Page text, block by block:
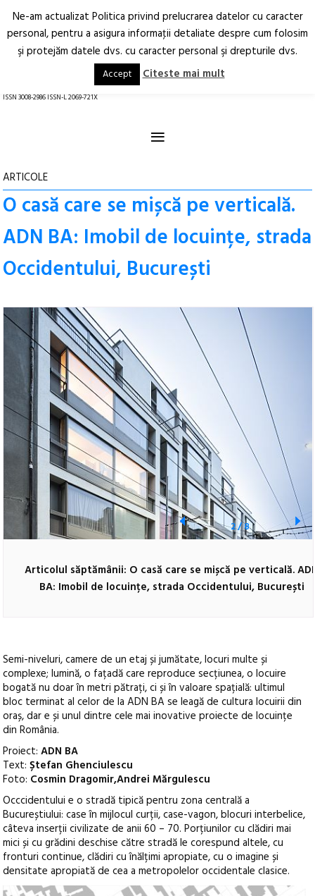
Arhitectură.
Oraș.
RO EN
ISSN 3008-2986 ISSN-L 2069-721X
≡
ARTICOLE
O casă care se mișcă pe verticală.
ADN BA: Imobil de locuințe, strada
Occidentului, București
Articolul săptămânii: O casă care se mișcă pe verticală.
BA: Imobil de locuințe, strada Occidentului, București
2/8
Semi-niveluri, camere de un etaj și jumătate, locuri multe și
complexe; lumină, o fațadă care reproduce secțiunea, o locuire
bogată nu doar în metri pătrați, ci și în valoare spațială: ultimul
bloc terminat al celor de la ADN BA se leagă de cultura locuirii din
oraș, dar e și unul dintre cele mai inovative proiecte de locuințe
din România.
Proiect:ADN BA
Text:Ștefan Ghenciulescu
Foto: Cosmin Dragomir,Andrei Mărgulescu
Occcidentului e o stradă tipică pentru zona centrală a
Bucureștiului: case în mijlocul curții, case-vagon, blocuri interbelice,
câteva inserții civilizate de anii 60 – 70. Porțiunilor cu clădiri mai
mici și cu grădini deschise către stradă le corespund altele, cu
fronturi continue, clădiri cu înălțimi apropiate, cu o imagine și
densitate apropiată de cea a metropolelor occidentale clasice.
Ne-am actualizat Politica privind prelucrarea datelor cu caracter
personal, pentru a asigura informaţii detaliate despre cum folosim
şi protejăm datele dvs. cu caracter personal şi drepturile dvs.
Accept Citeste mai mult